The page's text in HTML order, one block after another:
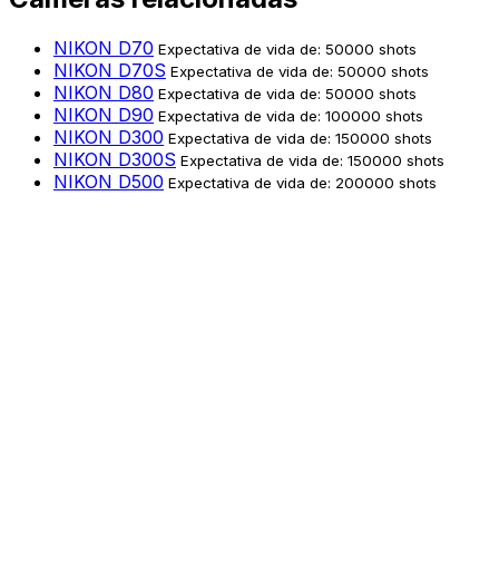
NIKON D70 Expectativa de vida de: 50000 shots
NIKON D70S Expectativa de vida de: 50000 shots
NIKON D80 Expectativa de vida de: 50000 shots
NIKON D90 Expectativa de vida de: 100000 shots
NIKON D300 Expectativa de vida de: 150000 shots
NIKON D300S Expectativa de vida de: 150000 shots
NIKON D500 Expectativa de vida de: 200000 shots